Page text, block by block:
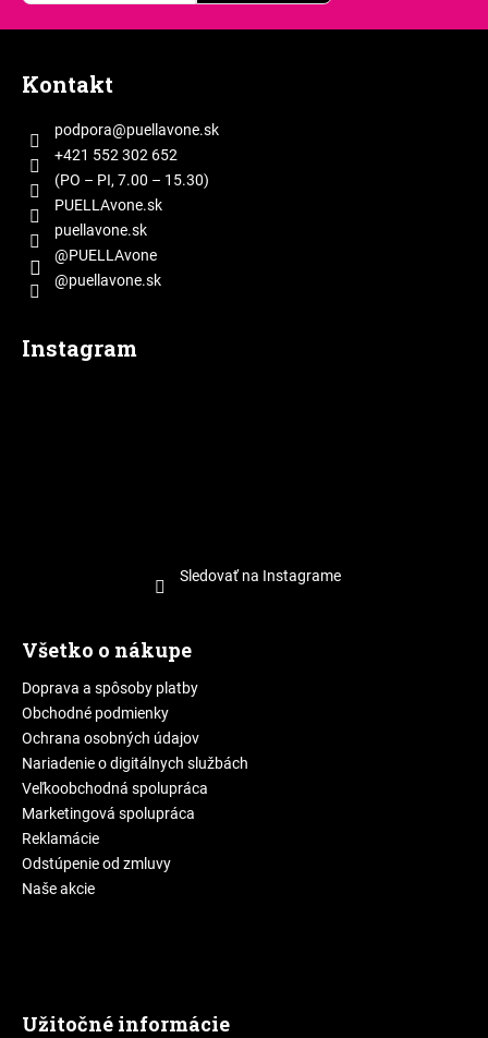
v
Kontakt
podpora@puellavone.sk
+421 552 302 652
(PO – PI, 7.00 – 15.30)
PUELLAvone.sk
puellavone.sk
@PUELLAvone
@puellavone.sk
Instagram
Sledovať na Instagrame
Všetko o nákupe
Doprava a spôsoby platby
Obchodné podmienky
Ochrana osobných údajov
Nariadenie o digitálnych službách
Veľkoobchodná spolupráca
Marketingová spolupráca
Reklamácie
Odstúpenie od zmluvy
Naše akcie
Užitočné informácie